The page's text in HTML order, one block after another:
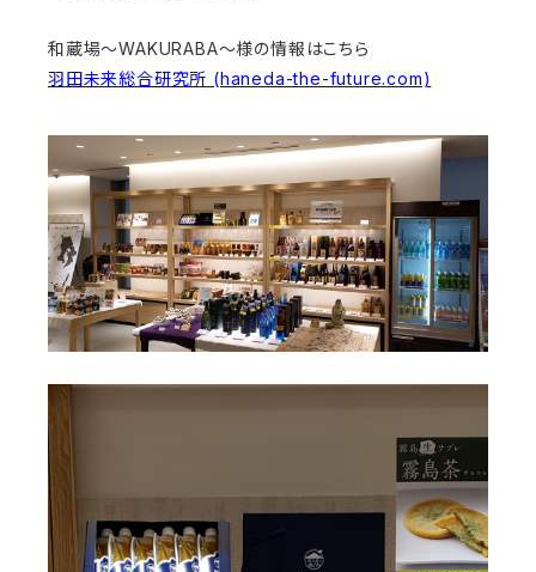
和蔵場～WAKURABA～様の情報はこちら
羽田未来総合研究所 (haneda-the-future.com)